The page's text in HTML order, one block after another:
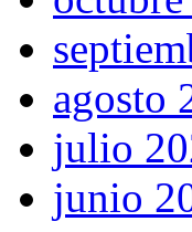
agosto
julio
junio